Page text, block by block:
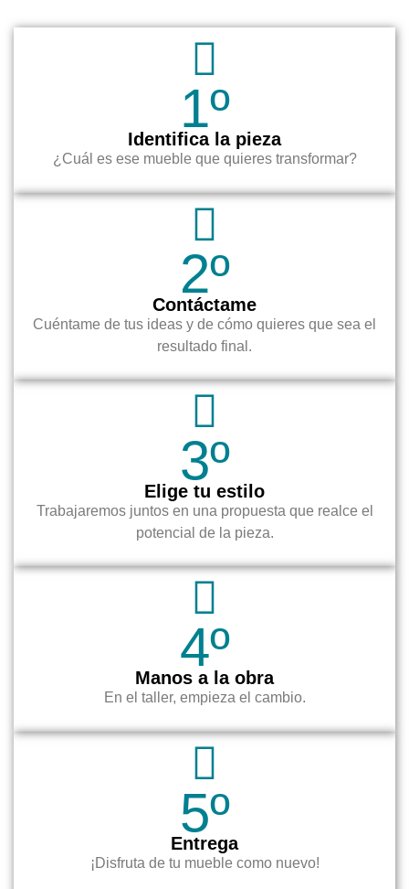
1º
Identifica la pieza
¿Cuál es ese mueble que quieres transformar?
2º
Contáctame
Cuéntame de tus ideas y de cómo quieres que sea el
resultado final.
3º
Elige tu estilo
Trabajaremos juntos en una propuesta que realce el
potencial de la pieza.
4º
Manos a la obra
En el taller, empieza el cambio.
5º
Entrega
¡Disfruta de tu mueble como nuevo!